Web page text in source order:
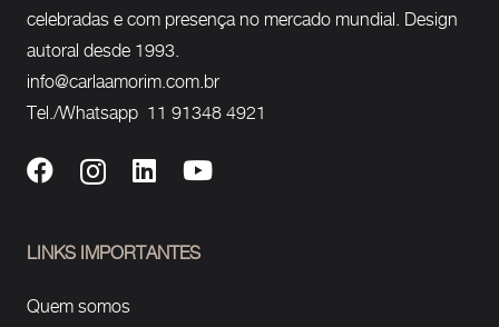
celebradas e com presença no mercado mundial. Design
autoral desde 1993.
info@carlaamorim.com.br
Tel./Whatsapp 11 91348 4921
LINKS IMPORTANTES
Quem somos